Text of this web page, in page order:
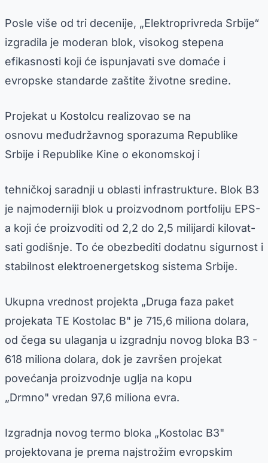
Posle više od tri decenije, „Elektroprivreda Srbije“
izgradila je moderan blok, visokog stepena
efikasnosti koji će ispunjavati sve domaće i
evropske standarde zaštite životne sredine.
Projekat u Kostolcu realizovao se na
osnovu međudržavnog sporazuma Republike
Srbije i Republike Kine o ekonomskoj i
tehničkoj saradnji u oblasti infrastrukture. Blok B3
je najmoderniji blok u proizvodnom portfoliju EPS-
a koji će proizvoditi od 2,2 do 2,5 milijardi kilovat-
sati godišnje. To će obezbediti dodatnu sigurnost i
stabilnost elektroenergetskog sistema Srbije.
Ukupna vrednost projekta „Druga faza paket
projekata TE Kostolac B" je 715,6 miliona dolara,
od čega su ulaganja u izgradnju novog bloka B3 -
618 miliona dolara, dok je završen projekat
povećanja proizvodnje uglja na kopu
„Drmno" vredan 97,6 miliona evra.
Izgradnja novog termo bloka „Kostolac B3"
projektovana je prema najstrožim evropskim